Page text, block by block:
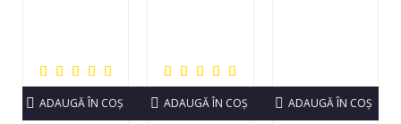
ADAUGĂ ÎN COŞ ADAUGĂ ÎN COŞ ADAUGĂ ÎN COŞ